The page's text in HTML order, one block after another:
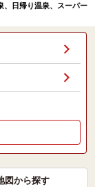
、日帰り温泉、スーパー
図から探す